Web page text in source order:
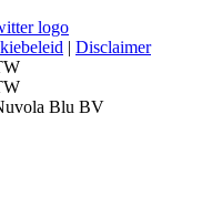
| Disclaimer
Blu BV